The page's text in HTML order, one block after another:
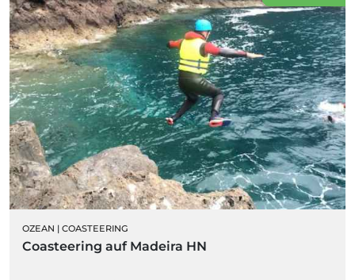
OZEAN | COASTEERING
Coasteering auf Madeira HN